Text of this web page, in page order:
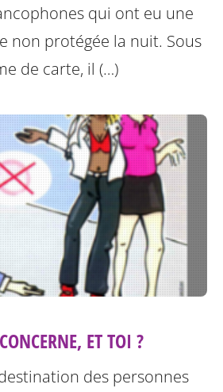
qui ont eu une
non protégée la nuit. Sous
de carte, il (…)
ET TOI ?
des personnes